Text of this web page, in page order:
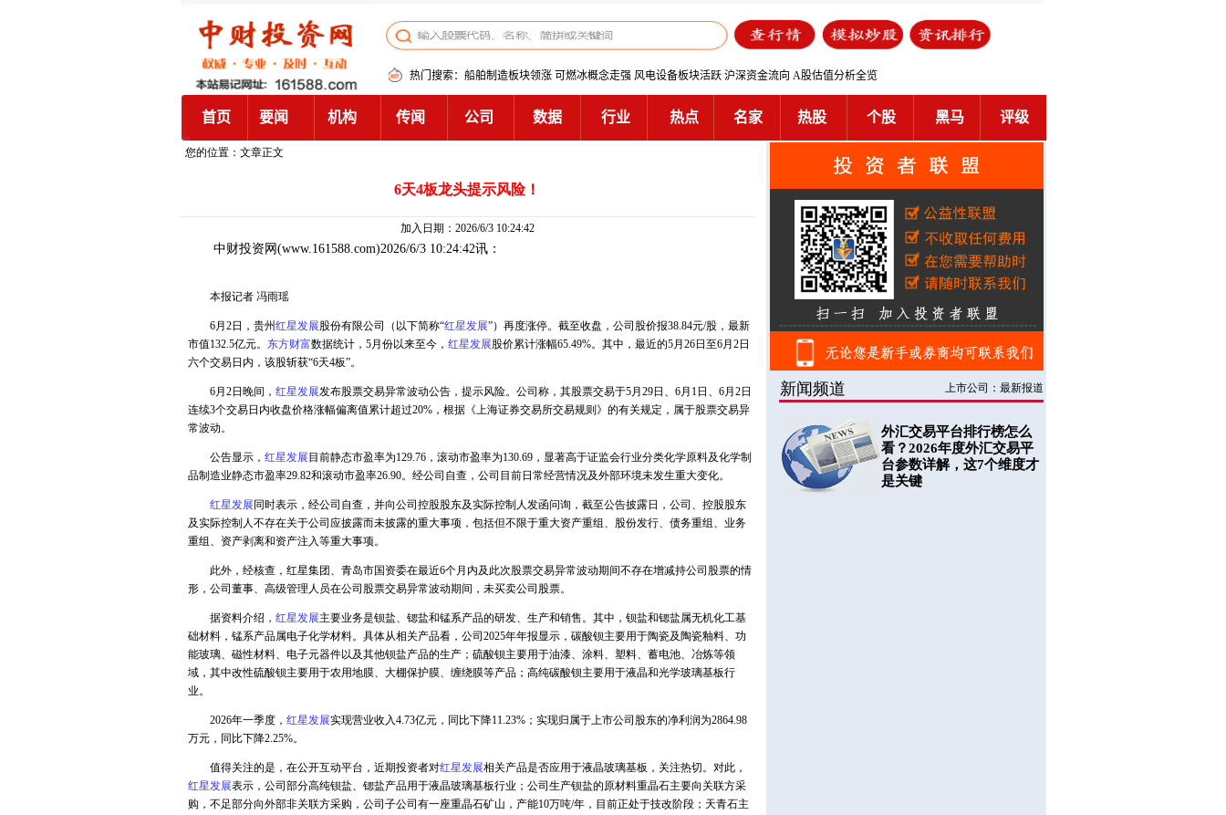
您的位置：文章正文
6天4板龙头提示风险！
加入日期：2026/6/3 10:24:42
中财投资网 (www.161588.com)2026/6/3 10:24:42讯：
本报记者 冯雨瑶
6月2日，贵州红星发展股份有限公司（以下简称“红星发展”）再度涨停。截至收盘，公司股价报38.84元/股，最新
市值132.5亿元。 东方财富数据统计，5月份以来至今， 红星发展股价累计涨幅65.49%。其中，最近的5月26日至6月2日
六个交易日内，该股斩获“6天4板”。
6月2日晚间， 红星发展发布股票交易异常波动公告，提示风险。公司称，其股票交易于5月29日、6月1日、6月2日
连续3个交易日内收盘价格涨幅偏离值累计超过20%，根据《上海证券交易所交易规则》的有关规定，属于股票交易异
常波动。
公告显示， 红星发展 目前静态市盈率为129.76，滚动市盈率为130.69，显著高于证监会行业分类化学原料及化学制
品制造业静态市盈率29.82和滚动市盈率26.90。经公司自查，公司目前日常经营情况及外部环境未发生重大变化。
红星发展 同时表示，经公司自查，并向公司控股股东及实际控制人发函问询，截至公告披露日，公司、控股股东
及实际控制人不存在关于公司应披露而未披露的重大事项，包括但不限于重大资产重组、股份发行、债务重组、业务
重组、资产剥离和资产注入等重大事项。
此外，经核查，红星集团、青岛市国资委在最近6个月内及此次股票交易异常波动期间不存在增减持公司股票的情
形，公司董事、高级管理人员在公司股票交易异常波动期间，未买卖公司股票。
据资料介绍， 红星发展主要业务是钡盐、锶盐和锰系产品的研发、生产和销售。其中，钡盐和锶盐属无机化工基
础材料，锰系产品属电子化学材料。具体从相关产品看，公司2025年年报显示，碳酸钡主要用于陶瓷及陶瓷釉料、功
能玻璃、磁性材料、电子元器件以及其他钡盐产品的生产；硫酸钡主要用于油漆、涂料、塑料、蓄电池、冶炼等领
域，其中改性硫酸钡主要用于农用地膜、大棚保护膜、缠绕膜等产品；高纯碳酸钡主要用于液晶和光学玻璃基板行
业。
2026年一季度， 红星发展实现营业收入4.73亿元，同比下降11.23%；实现归属于上市公司股东的净利润为2864.98
万元，同比下降2.25%。
值得关注的是，在公开互动平台，近期投资者对红星发展相关产品是否应用于液晶玻璃基板，关注热切。对此，
红星发展表示，公司部分高纯钡盐、锶盐产品用于液晶玻璃基板行业；公司生产钡盐的原材料重晶石主要向关联方采
购，不足部分向外部非关联方采购，公司子公司有一座重晶石矿山，产能10万吨/年，目前正处于技改阶段；天青石主